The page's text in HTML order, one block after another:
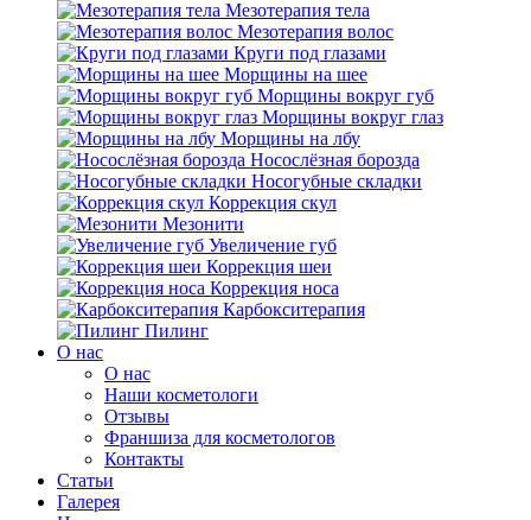
Мезотерапия тела
Мезотерапия волос
Круги под глазами
Морщины на шее
Морщины вокруг губ
Морщины вокруг глаз
Морщины на лбу
Носослёзная борозда
Носогубные складки
Коррекция скул
Мезонити
Увеличение губ
Коррекция шеи
Коррекция носа
Карбокситерапия
Пилинг
O нас
O нас
Наши косметологи
Отзывы
Франшиза для косметологов
Контакты
Статьи
Галерея